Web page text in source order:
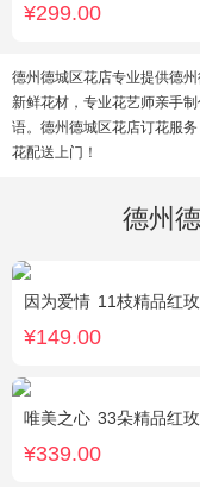
¥299.00
德州德城区花店专业提供德
新鲜花材，专业花艺师亲手
语。德州德城区花店订花服
花配送上门！
德州
因为爱情 11枝精品红玫瑰，黄英
¥149.00
唯美之心 33朵精品红玫瑰，搭配适量相
¥339.00